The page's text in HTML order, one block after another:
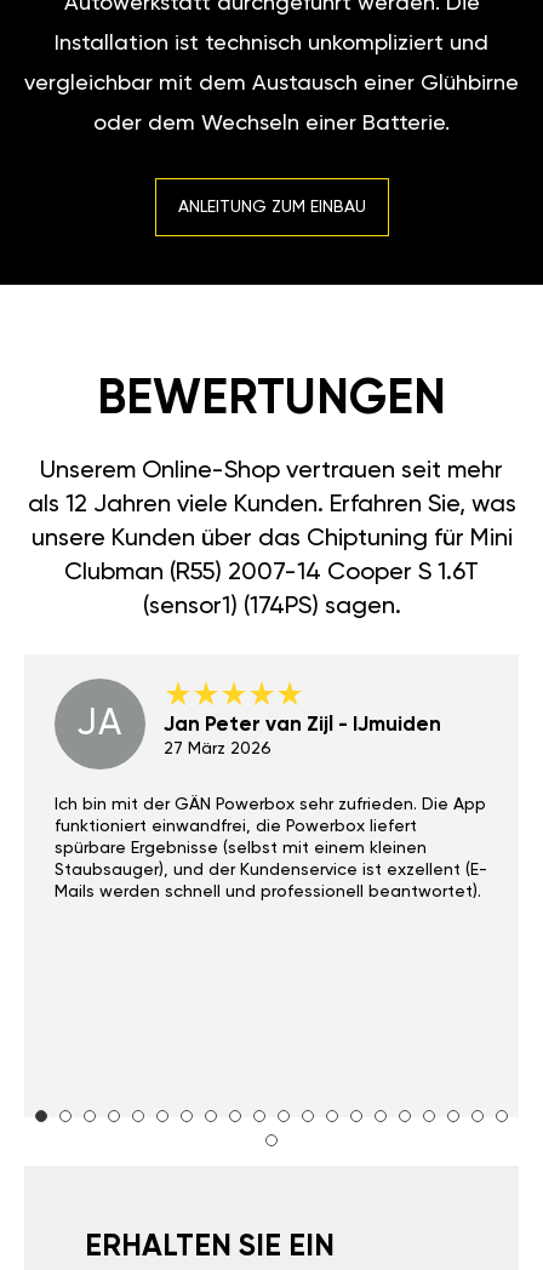
Installation ist technisch unkompliziert und
vergleichbar mit dem Austausch einer Glühbirne
oder dem Wechseln einer Batterie.
ANLEITUNG ZUM EINBAU
BEWERTUNGEN
Unserem Online-Shop vertrauen seit mehr
als 12 Jahren viele Kunden. Erfahren Sie, was
unsere Kunden über das Chiptuning für Mini
Clubman (R55) 2007-14 Cooper S 1.6T
(sensor1) (174PS) sagen.
JA Jan Peter van Zijl - IJmuiden
27 März 2026
Ich bin mit der GÄN Powerbox sehr zufrieden. Die App
funktioniert einwandfrei, die Powerbox liefert
spürbare Ergebnisse (selbst mit einem kleinen
Staubsauger), und der Kundenservice ist exzellent (E-
Mails werden schnell und professionell beantwortet).
ERHALTEN SIE EIN